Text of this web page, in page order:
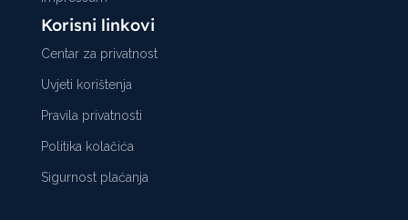
Korisni linkovi
Centar za privatnost
Uvjeti korištenja
Pravila privatnosti
Politika kolačića
Sigurnost plaćanja